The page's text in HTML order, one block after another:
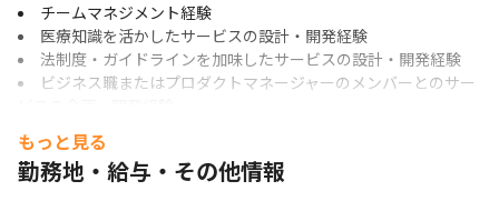
CLINICS を利用する医療従事者や患者、そして提供側のエンジニ
アの日々の業務を再定義し、今までの当たり前を覆す という新た
な挑戦の舵を切りました。
す。私たちは、AI を活用した「新しい診療体験」をユーザーに届
けると同時に、生成 AI のツールを駆使して開発プロセスそのもの
を革新する「新しい開発基盤」を構築します。目指すのは、医療
チームマネジメント経験
医療知識を活かしたサービスの設計・開発経験
法制度・ガイドラインを加味したサービスの設計・開発経験
ビジネス職またはプロダクトマネージャーのメンバーとのサー
MongoDB などの NoSQL データベースを用いた Web アプリケ
ーションの開発・運用経験
AWS / GCP / Azure などのクラウドコンピューティングサービ
もっと見る
勤務地・給与・その他情報